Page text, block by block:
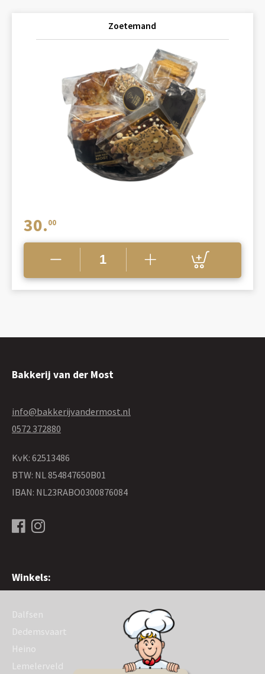
Zoetemand
30. 00
Bakkerij van der Most
info@bakkerijvandermost.nl
0572 372880
KvK: 62513486
BTW: NL 854847650B01
IBAN: NL23RABO0300876084
Winkels:
Dalfsen
Dedemsvaart
Heino
Lemelerveld